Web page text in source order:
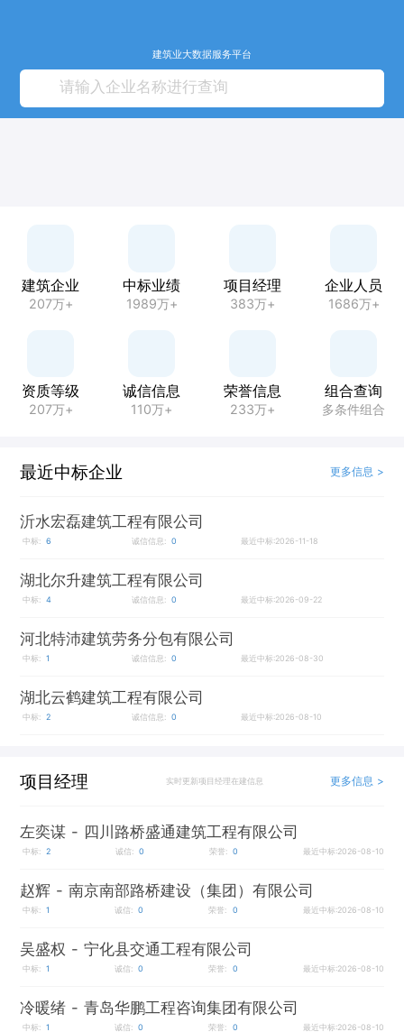
建筑业大数据服务平台
建筑企业
207万+
中标业绩
1989万+
项目经理
383万+
企业人员
1686万+
资质等级
207万+
诚信信息
110万+
荣誉信息
233万+
组合查询
多条件组合
最近中标企业 更多信息 >
沂水宏磊建筑工程有限公司
中标: 6 诚信信息: 0 最近中标:2026-11-18
湖北尔升建筑工程有限公司
中标: 4 诚信信息: 0 最近中标:2026-09-22
河北特沛建筑劳务分包有限公司
中标: 1 诚信信息: 0 最近中标:2026-08-30
湖北云鹤建筑工程有限公司
中标: 2 诚信信息: 0 最近中标:2026-08-10
项目经理 实时更新项目经理在建信息 更多信息 >
左奕谋 - 四川路桥盛通建筑工程有限公司
中标: 2 诚信: 0 荣誉: 0 最近中标:2026-08-10
赵辉 - 南京南部路桥建设（集团）有限公司
中标: 1 诚信: 0 荣誉: 0 最近中标:2026-08-10
吴盛权 - 宁化县交通工程有限公司
中标: 1 诚信: 0 荣誉: 0 最近中标:2026-08-10
冷暖绪 - 青岛华鹏工程咨询集团有限公司
中标: 1 诚信: 0 荣誉: 0 最近中标:2026-08-10